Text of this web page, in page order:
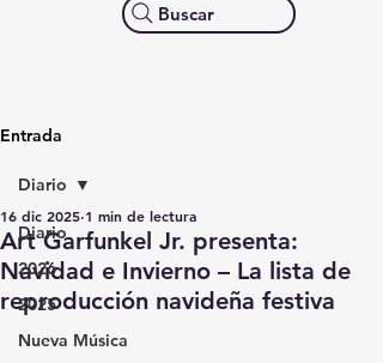
Buscar
Entrada
Diario
2026
2025
Nueva Música
Diario
Art Garfunkel Jr. presenta:
Navidad e Invierno – La lista de
reproducción navideña festiva
16 dic 2025 1 min de lectura